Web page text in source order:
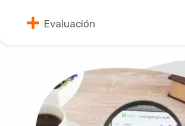
Evaluación